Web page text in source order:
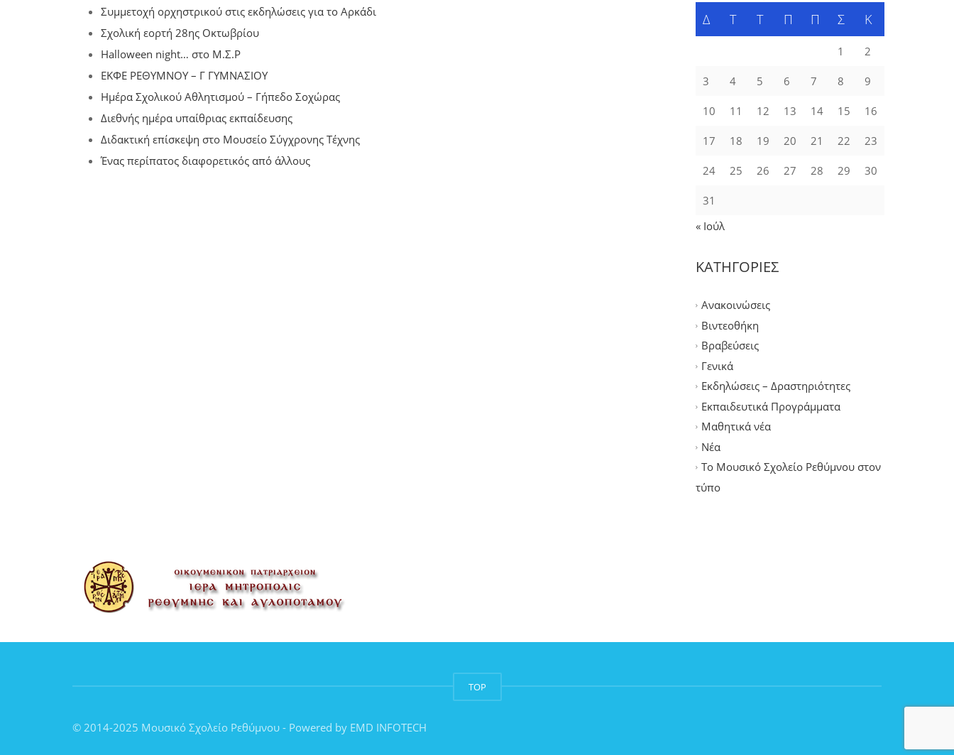
Συμμετοχή ορχηστρικού στις εκδηλώσεις για το Αρκάδι
Σχολική εορτή 28ης Οκτωβρίου
Halloween night… στο Μ.Σ.Ρ
ΕΚΦΕ ΡΕΘΥΜΝΟΥ – Γ ΓΥΜΝΑΣΙΟΥ
Ημέρα Σχολικού Αθλητισμού – Γήπεδο Σοχώρας
Διεθνής ημέρα υπαίθριας εκπαίδευσης
Διδακτική επίσκεψη στο Μουσείο Σύγχρονης Τέχνης
Ένας περίπατος διαφορετικός από άλλους
Δ Τ Τ Π Π Σ Κ
1 2
3 4 5 6 7 8 9
10 11 12 13 14 15 16
17 18 19 20 21 22 23
24 25 26 27 28 29 30
31
« Ιούλ
ΚΑΤΗΓΟΡΙΕΣ
Ανακοινώσεις
Βιντεοθήκη
Βραβεύσεις
Γενικά
Εκδηλώσεις – Δραστηριότητες
Εκπαιδευτικά Προγράμματα
Μαθητικά νέα
Νέα
Το Μουσικό Σχολείο Ρεθύμνου στον
τύπο
TOP
© 2014-2025 Μουσικό Σχολείο Ρεθύμνου - Powered by EMD INFOTECH